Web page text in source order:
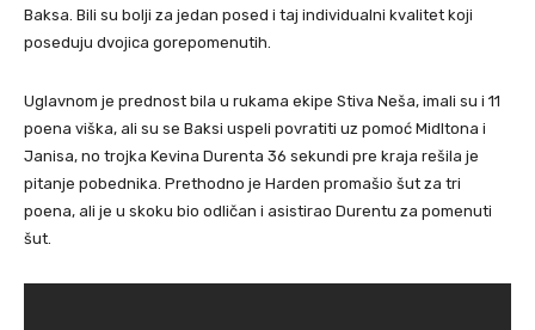
Baksa. Bili su bolji za jedan posed i taj individualni kvalitet koji
poseduju dvojica gorepomenutih.
Uglavnom je prednost bila u rukama ekipe Stiva Neša, imali su i 11
poena viška, ali su se Baksi uspeli povratiti uz pomoć Midltona i
Janisa, no trojka Kevina Durenta 36 sekundi pre kraja rešila je
pitanje pobednika. Prethodno je Harden promašio šut za tri
poena, ali je u skoku bio odličan i asistirao Durentu za pomenuti
šut.